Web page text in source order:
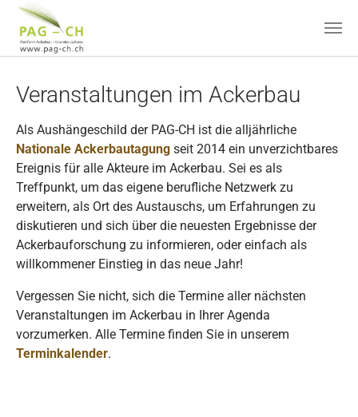
Veranstaltungen im Ackerbau
Als Aushängeschild der PAG-CH ist die alljährliche
Nationale Ackerbautagung seit 2014 ein unverzichtbares
Ereignis für alle Akteure im Ackerbau. Sei es als
Treffpunkt, um das eigene berufliche Netzwerk zu
erweitern, als Ort des Austauschs, um Erfahrungen zu
diskutieren und sich über die neuesten Ergebnisse der
Ackerbauforschung zu informieren, oder einfach als
willkommener Einstieg in das neue Jahr!
Vergessen Sie nicht, sich die Termine aller nächsten
Veranstaltungen im Ackerbau in Ihrer Agenda
vorzumerken. Alle Termine finden Sie in unserem
Terminkalender.